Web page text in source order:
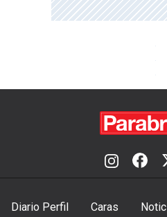
Diario Perfil Caras